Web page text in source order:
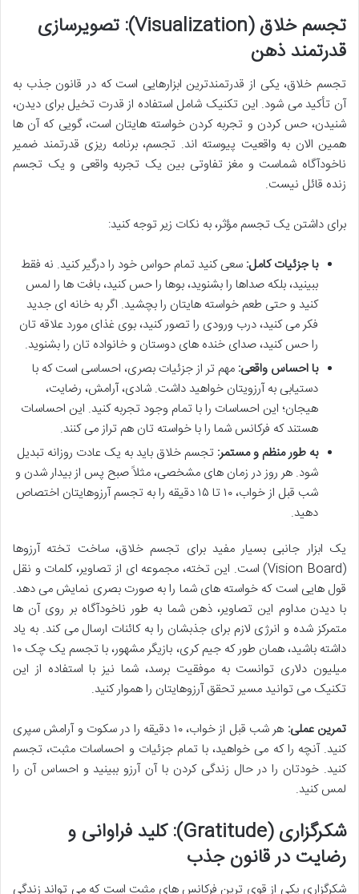
تجسم خلاق (Visualization): تصویرسازی
قدرتمند ذهن
تجسم خلاق، یکی از قدرتمندترین ابزارهایی است که در قانون جذب به
آن تأکید می شود. این تکنیک شامل استفاده از قدرت تخیل برای دیدن،
شنیدن، حس کردن و تجربه کردن خواسته هایتان است، گویی که آن ها
همین الان به واقعیت پیوسته اند. تجسم، برنامه ریزی قدرتمند ضمیر
ناخودآگاه شماست و مغز تفاوتی بین یک تجربه واقعی و یک تجسم
زنده قائل نیست.
برای داشتن یک تجسم مؤثر، به نکات زیر توجه کنید:
با جزئیات کامل: سعی کنید تمام حواس خود را درگیر کنید. نه فقط
ببینید، بلکه صداها را بشنوید، بوها را حس کنید، بافت ها را لمس
کنید و حتی طعم خواسته هایتان را بچشید. اگر به خانه ای جدید
فکر می کنید، درب ورودی را تصور کنید، بوی غذای مورد علاقه تان
را حس کنید، صدای خنده های دوستان و خانواده تان را بشنوید.
با احساس واقعی: مهم تر از جزئیات بصری، احساسی است که با
دستیابی به آرزویتان خواهید داشت. شادی، آرامش، رضایت،
هیجان؛ این احساسات را با تمام وجود تجربه کنید. این احساسات
هستند که فرکانس شما را با خواسته تان هم تراز می کنند.
به طور منظم و مستمر: تجسم خلاق باید به یک عادت روزانه تبدیل
شود. هر روز در زمان های مشخصی، مثلاً صبح پس از بیدار شدن و
شب قبل از خواب، ۱۰ تا ۱۵ دقیقه را به تجسم آرزوهایتان اختصاص
دهید.
یک ابزار جانبی بسیار مفید برای تجسم خلاق، ساخت تخته آرزوها
(Vision Board) است. این تخته، مجموعه ای از تصاویر، کلمات و نقل
قول هایی است که خواسته های شما را به صورت بصری نمایش می دهد.
با دیدن مداوم این تصاویر، ذهن شما به طور ناخودآگاه بر روی آن ها
متمرکز شده و انرژی لازم برای جذبشان را به کائنات ارسال می کند. به یاد
داشته باشید، همان طور که جیم کری، بازیگر مشهور، با تجسم یک چک ۱۰
میلیون دلاری توانست به موفقیت برسد، شما نیز با استفاده از این
تکنیک می توانید مسیر تحقق آرزوهایتان را هموار کنید.
تمرین عملی:
هر شب قبل از خواب، ۱۰ دقیقه را در سکوت و آرامش سپری
کنید. آنچه را که می خواهید، با تمام جزئیات و احساسات مثبت، تجسم
کنید. خودتان را در حال زندگی کردن با آن آرزو ببینید و احساس آن را
لمس کنید.
شکرگزاری (Gratitude): کلید فراوانی و
رضایت در قانون جذب
شکرگزاری یکی از قوی ترین فرکانس های مثبت است که می تواند زندگی